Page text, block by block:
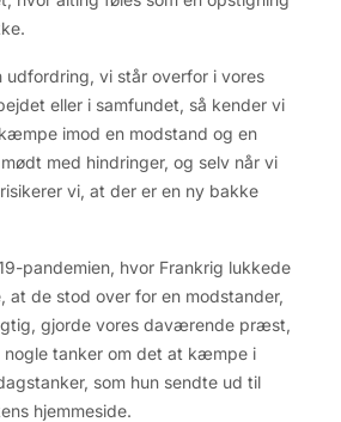
udfordring, vi står overfor i vores
eller i samfundet, så kender vi
imod en modstand og en
med hindringer, og selv når vi
vi, at der er en ny bakke
pandemien, hvor Frankrig lukkede
at de stod over for en modstander,
gjorde vores daværende præst,
nogle tanker om det at kæmpe i
som hun sendte ud til
hjemmeside.